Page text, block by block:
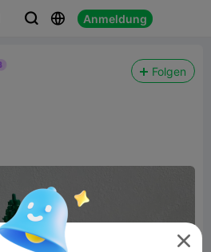
  Anmeldung
Folgen
